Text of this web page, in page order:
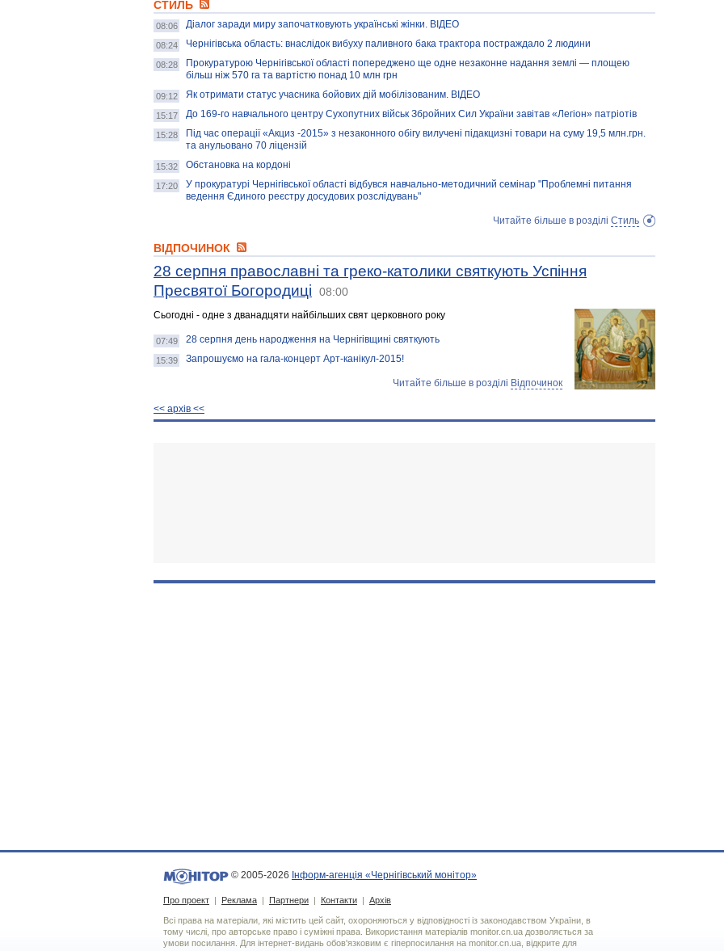
СТИЛЬ
08:06 Діалог заради миру започатковують українські жінки. ВІДЕО
08:24 Чернігівська область: внаслідок вибуху паливного бака трактора постраждало 2 людини
08:28
Прокуратурою Чернігівської області попереджено ще одне незаконне надання землі — площею
більш ніж 570 га та вартістю понад 10 млн грн
09:12 Як отримати статус учасника бойових дій мобілізованим. ВІДЕО
15:17 До 169-го навчального центру Сухопутних військ Збройних Сил України завітав «Легіон» патріотів
15:28
Під час операції «Акциз -2015» з незаконного обігу вилучені підакцизні товари на суму 19,5 млн.грн.
та анульовано 70 ліцензій
15:32 Обстановка на кордоні
17:20
У прокуратурі Чернігівської області відбувся навчально-методичний семінар "Проблемні питання
ведення Єдиного реєстру досудових розслідувань"
Читайте більше в розділі Стиль
ВІДПОЧИНОК
28 серпня православні та греко-католики святкують Успіння
Пресвятої Богородиці
08:00
Сьогодні - одне з дванадцяти найбільших свят церковного року
07:49 28 серпня день народження на Чернігівщині святкують
15:39 Запрошуємо на гала-концерт Арт-канікул-2015!
Читайте більше в розділі Відпочинок
<< архiв <<
© 2005-2026 Інформ-агенція «Чернігівський монітор»
Про проект | Реклама | Партнери | Контакти | Архів
Всі права на матеріали, які містить цей сайт, охороняються у відповідності із законодавством України, в
тому числі, про авторське право і суміжні права. Використання матерiалiв monitor.cn.ua дозволяється за
умови посилання. Для iнтернет-видань обов'язковим є гiперпосилання на monitor.cn.ua, відкрите для